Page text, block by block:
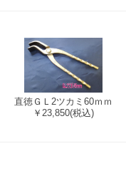
直徳ＧＬ2ツカミ60ｍｍ
￥23,850(税込)